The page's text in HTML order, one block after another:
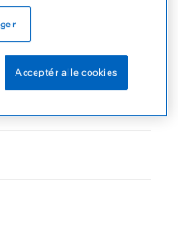
Acceptér alle cookies